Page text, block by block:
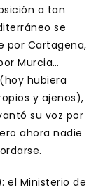
a tan
se
por Cartagena,
Murcia…
hubiera
y ajenos),
su voz por
ahora nadie
el Ministerio de